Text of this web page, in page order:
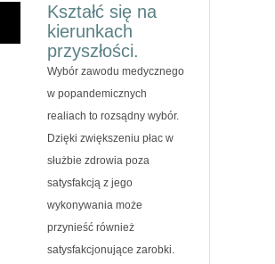
Kształć się na
kierunkach
przyszłości.
Wybór zawodu medycznego
w popandemicznych
realiach to rozsądny wybór.
Dzięki zwiększeniu płac w
służbie zdrowia poza
satysfakcją z jego
wykonywania może
przynieść również
satysfakcjonujące zarobki.